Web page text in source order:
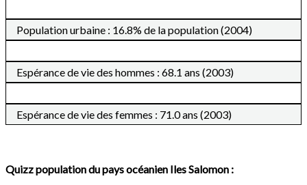
Population urbaine : 16.8% de la population (2004)
Espérance de vie des hommes : 68.1 ans (2003)
Espérance de vie des femmes : 71.0 ans (2003)
Quizz population du pays océanien Iles Salomon :